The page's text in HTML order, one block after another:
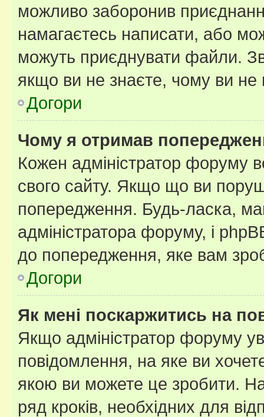
можливо заборонив
намагаєтесь написати, або
можуть приєднувати файли.
якщо ви не знаєте, чому ви
Догори
Чому я отримав
Кожен адміністратор форуму
свого сайту. Якщо що ви
попередження. Будь-ласка,
адміністратора форуму, і
до попередження, яке вам
Догори
Як мені поскаржитись на
Якщо адміністратор форуму
повідомлення, на яке ви
якою ви можете це зробити.
ряд кроків, необхідних для